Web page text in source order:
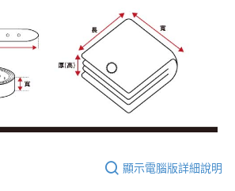
顯示電腦版詳細說明